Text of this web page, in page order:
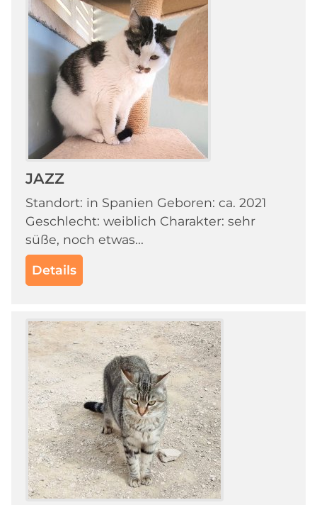
JAZZ
Standort: in Spanien Geboren: ca. 2021
Geschlecht: weiblich Charakter: sehr
süße, noch etwas...
Details